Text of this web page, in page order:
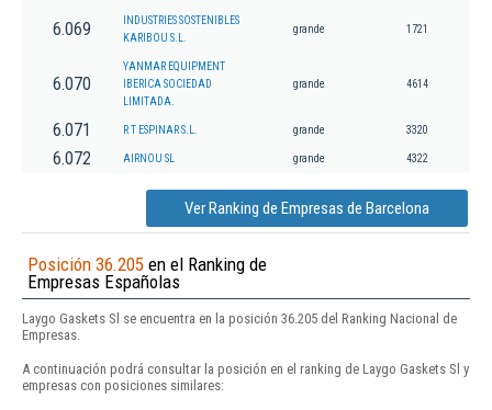
6.069
INDUSTRIES SOSTENIBLES
KARIBOU S.L.
grande 1721
6.070
YANMAR EQUIPMENT
IBERICA SOCIEDAD
LIMITADA.
grande 4614
6.071 R T ESPINAR S.L. grande 3320
6.072 AIRNOU SL grande 4322
Ver Ranking de Empresas de Barcelona
Posición 36.205 en el Ranking de
Empresas Españolas
Laygo Gaskets Sl se encuentra en la posición 36.205 del Ranking Nacional de
Empresas.
A continuación podrá consultar la posición en el ranking de Laygo Gaskets Sl y
empresas con posiciones similares: